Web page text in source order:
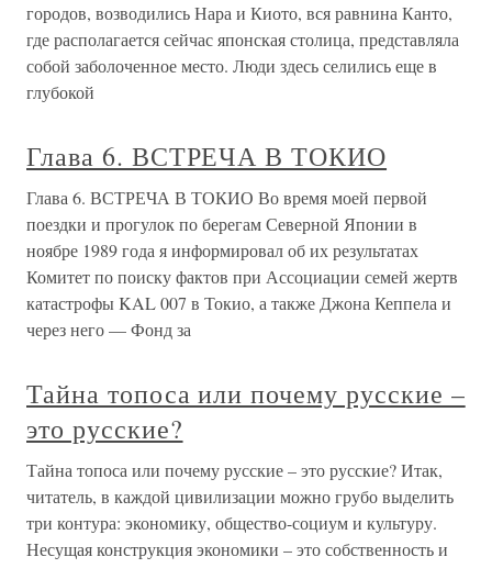
городов, возводились Нара и Киото, вся равнина Канто,
где располагается сейчас японская столица, представляла
собой заболоченное место. Люди здесь селились еще в
глубокой
Глава 6. ВСТРЕЧА В ТОКИО
Глава 6. ВСТРЕЧА В ТОКИО Во время моей первой
поездки и прогулок по берегам Северной Японии в
ноябре 1989 года я информировал об их результатах
Комитет по поиску фактов при Ассоциации семей жертв
катастрофы KAL 007 в Токио, а также Джо­на Кеппела и
через него — Фонд за
Тайна топоса или почему русские –
это русские?
Тайна топоса или почему русские – это русские? Итак,
читатель, в каждой цивилизации можно грубо выделить
три контура: экономику, общество-социум и культуру.
Несущая конструкция экономики – это собственность и